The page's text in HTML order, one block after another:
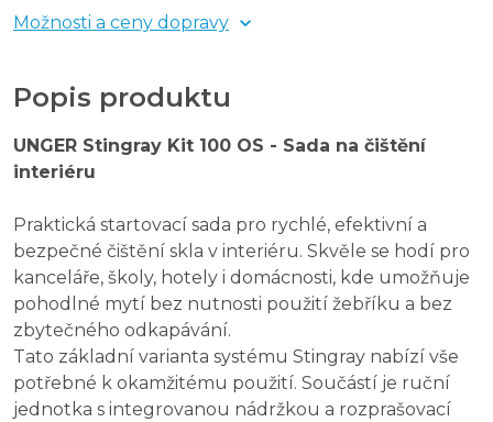
Možnosti a ceny dopravy
Popis produktu
UNGER Stingray Kit 100 OS - Sada na čištění
interiéru
Praktická startovací sada pro rychlé, efektivní a
bezpečné čištění skla v interiéru. Skvěle se hodí pro
kanceláře, školy, hotely i domácnosti, kde umožňuje
pohodlné mytí bez nutnosti použití žebříku a bez
zbytečného odkapávání.
Tato základní varianta systému Stingray nabízí vše
potřebné k okamžitému použití. Součástí je ruční
jednotka s integrovanou nádržkou a rozprašovací